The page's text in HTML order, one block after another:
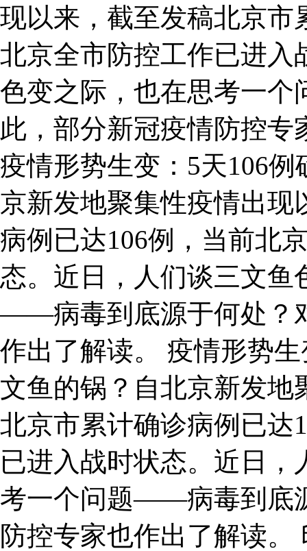
现以来，截至发稿北京市
北京全市防控工作已进入
色变之际，也在思考一
此，部分新冠疫情防控
疫情形势生变：5天106
京新发地聚集性疫情出现
病例已达106例，当前北
态。近日，人们谈三文鱼
——病毒到底源于何处？
作出了解读。 疫情形势
文鱼的锅？自北京新发地
北京市累计确诊病例已达
已进入战时状态。近日
考一个问题——病毒到底
防控专家也作出了解读